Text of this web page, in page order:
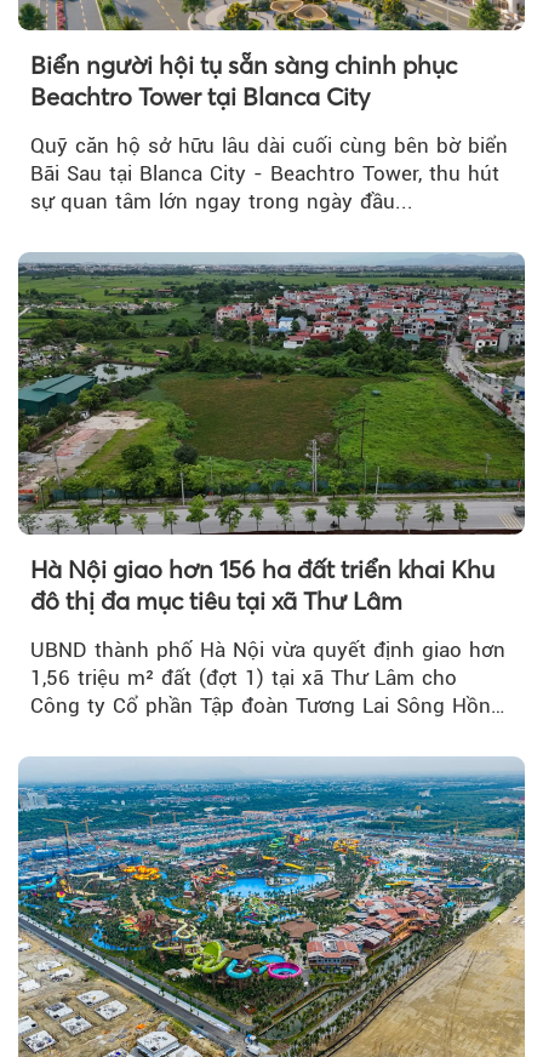
Biển người hội tụ sẵn sàng chinh phục
Beachtro Tower tại Blanca City
Quỹ căn hộ sở hữu lâu dài cuối cùng bên bờ biển
Bãi Sau tại Blanca City - Beachtro Tower, thu hút
sự quan tâm lớn ngay trong ngày đầu...
Hà Nội giao hơn 156 ha đất triển khai Khu
đô thị đa mục tiêu tại xã Thư Lâm
UBND thành phố Hà Nội vừa quyết định giao hơn
1,56 triệu m² đất (đợt 1) tại xã Thư Lâm cho
Công ty Cổ phần Tập đoàn Tương Lai Sông Hồng